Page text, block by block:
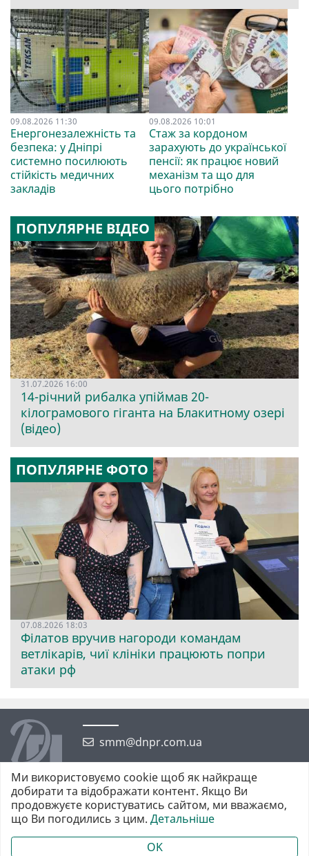
09.08.2026 11:30
Енергонезалежність та
безпека: у Дніпрі
системно посилюють
стійкість медичних
закладів
09.08.2026 10:01
Стаж за кордоном
зарахують до української
пенсії: як працює новий
механізм та що для
цього потрібно
ПОПУЛЯРНЕ ВІДЕО
31.07.2026 16:00
14-річний рибалка упіймав 20-
кілограмового гіганта на Блакитному озері
(відео)
ПОПУЛЯРНЕ ФОТО
07.08.2026 18:03
Філатов вручив нагороди командам
ветлікарів, чиї клініки працюють попри
атаки рф
smm@dnpr.com.ua
©2026 https://dnpr.com.ua Дніпровська порадниця
Всі права захищені. При повному або частковому використанні
матеріалів обов'язкове активне гіперпосилання у першому абзаці.
Ми використовуємо cookie щоб як найкраще
добирати та відображати контент. Якщо Ви
продовжуєте користуватись сайтом, ми вважаємо,
що Ви погодились з цим. Детальніше
OK